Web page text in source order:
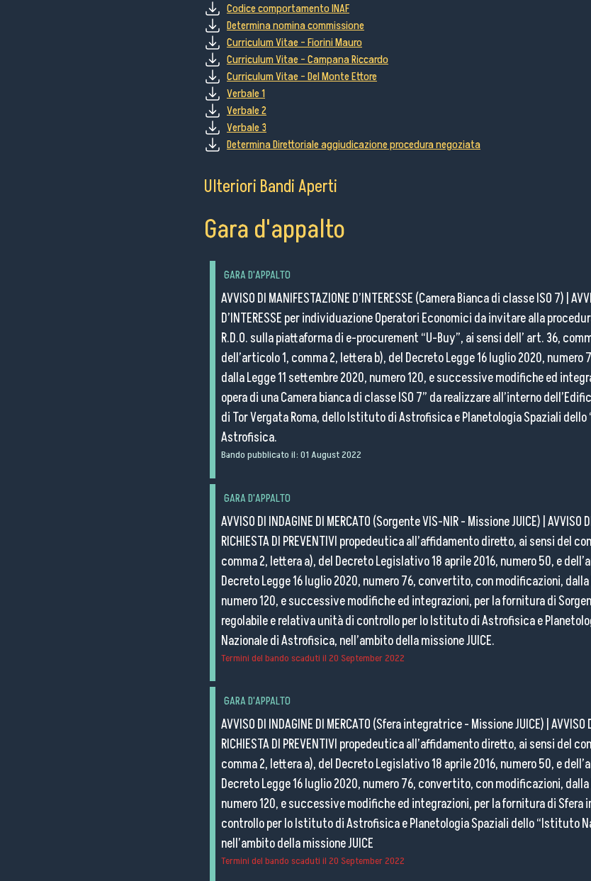
Codice comportamento INAF
Determina nomina commissione
Curriculum Vitae - Fiorini Mauro
Curriculum Vitae - Campana Riccardo
Curriculum Vitae - Del Monte Ettore
Verbale 1
Verbale 2
Verbale 3
Determina Direttoriale aggiudicazione procedura negoziata
Ulteriori Bandi Aperti
Gara d'appalto
GARA D'APPALTO
AVVISO DI MANIFESTAZIONE D’INTERESSE (Camera Bianca di classe ISO 7)
D’INTERESSE per individuazione Operatori Economici da invitare alla
R.D.O. sulla piattaforma di e-procurement “U-Buy”, ai sensi dell’ art. 36,
dell’articolo 1, comma 2, lettera b), del Decreto Legge 16 luglio 2020,
dalla Legge 11 settembre 2020, numero 120, e successive modifiche ed
opera di una Camera bianca di classe ISO 7” da realizzare all’interno
di Tor Vergata Roma, dello Istituto di Astrofisica e Planetologia Spaziali
Astrofisica.
Bando pubblicato il: 01 August 2022
GARA D'APPALTO
AVVISO DI INDAGINE DI MERCATO (Sorgente VIS-NIR - Missione JUICE) AVVISO
RICHIESTA DI PREVENTIVI propedeutica all’affidamento diretto, ai sensi del
comma 2, lettera a), del Decreto Legislativo 18 aprile 2016, numero 50, e
Decreto Legge 16 luglio 2020, numero 76, convertito, con modificazioni, dalla
numero 120, e successive modifiche ed integrazioni, per la fornitura di
regolabile e relativa unità di controllo per lo Istituto di Astrofisica e
Nazionale di Astrofisica, nell’ambito della missione JUICE.
Termini del bando scaduti il 20 September 2022
GARA D'APPALTO
AVVISO DI INDAGINE DI MERCATO (Sfera integratrice - Missione JUICE) AVVISO
RICHIESTA DI PREVENTIVI propedeutica all’affidamento diretto, ai sensi del
comma 2, lettera a), del Decreto Legislativo 18 aprile 2016, numero 50, e
Decreto Legge 16 luglio 2020, numero 76, convertito, con modificazioni, dalla
numero 120, e successive modifiche ed integrazioni, per la fornitura di
controllo per lo Istituto di Astrofisica e Planetologia Spaziali dello “Istituto
nell’ambito della missione JUICE
Termini del bando scaduti il 20 September 2022